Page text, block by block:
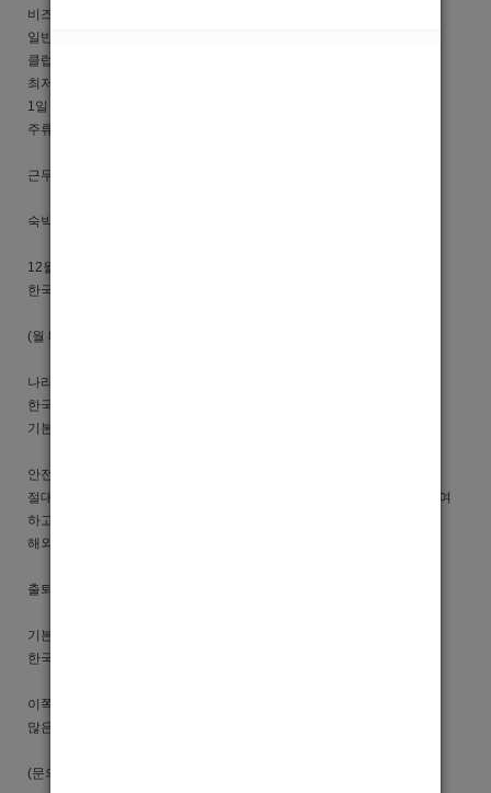
비즈니스 노래방 X
일반 가라오케 X
클럽형 VIP룸
최저임금 월 800보장
1일 7시간 근무 월 20일 출근 기준
주류실적요구사항없음
근무시간 20:00~05:00(탄력성 근무)
숙박 : 도심속 최고급 새 아파트 4인실 1인1실 제공
12월 12일 가 오픈 예정이고
한국 선수들은 VIP방에만 입장 합니다 :)
(월 800만 기본보장, 팁 포함 1500~3000만 예상수익)
나라 특성상,
한국 남성분들을 많이 선호하기 때문에
기본급의 배 이상으로 가져갈 수 있는 곳 입니다
안전보장
절대 안전보장 현지 경찰 출입국관리 사무소 인원들 실제로 투자자로 참여
하고있어
해외에서 안전하게 일할수 있습니다
출퇴근차 제공
기본적으로 한달에 혹은 두달에 한번
한국행 왕복 비행기 티켓 비용과 숙박 비용 전부 업소에서 제공!
이쪽 VIP 들은 팁을 상당히 많이 주는 것으로 유명합니당....
많은 관심 바랍니다!!!
(문의 카톡 ID: dojiggu)